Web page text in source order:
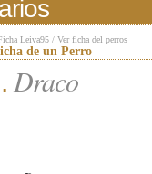
Leiva95 / Ver ficha del perros
de un Perro
Draco